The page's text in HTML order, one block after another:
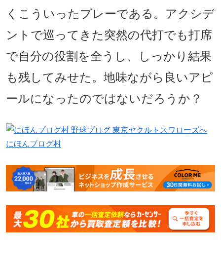
くこういったプレーである。アクシデ
ントで巡ってきた突然の代打でも打席
で自分の役割を全うし、しっかり結果
も残してみせた。地味ながら良いアピ
ールになったのではないだろうか？
にほんブログ村